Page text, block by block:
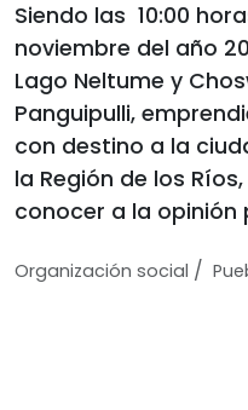
Siendo las 10:00
noviembre del año
Lago Neltume y
Panguipulli,
con destino a la
la Región de los
conocer a la opinión
Organización social /